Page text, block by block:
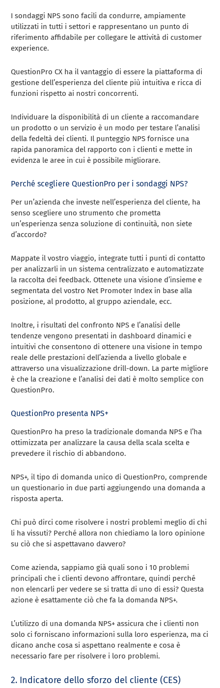
I sondaggi NPS sono facili da condurre, ampiamente
utilizzati in tutti i settori e rappresentano un punto di
riferimento affidabile per collegare le attività di customer
experience.
QuestionPro CX ha il vantaggio di essere la piattaforma di
gestione dell’esperienza del cliente più intuitiva e ricca di
funzioni rispetto ai nostri concorrenti.
Individuare la disponibilità di un cliente a raccomandare
un prodotto o un servizio è un modo per testare l’analisi
della fedeltà dei clienti. Il punteggio NPS fornisce una
rapida panoramica del rapporto con i clienti e mette in
evidenza le aree in cui è possibile migliorare.
Perché scegliere QuestionPro per i sondaggi NPS?
Per un’azienda che investe nell’esperienza del cliente, ha
senso scegliere uno strumento che prometta
un’esperienza senza soluzione di continuità, non siete
d’accordo?
Mappate il vostro viaggio, integrate tutti i punti di contatto
per analizzarli in un sistema centralizzato e automatizzate
la raccolta dei feedback. Ottenete una visione d’insieme e
segmentata del vostro Net Promoter Index in base alla
posizione, al prodotto, al gruppo aziendale, ecc.
Inoltre, i risultati del confronto NPS e l’analisi delle
tendenze vengono presentati in dashboard dinamici e
intuitivi che consentono di ottenere una visione in tempo
reale delle prestazioni dell’azienda a livello globale e
attraverso una visualizzazione drill-down. La parte migliore
è che la creazione e l’analisi dei dati è molto semplice con
QuestionPro.
QuestionPro presenta NPS+
QuestionPro ha preso la tradizionale domanda NPS e l’ha
ottimizzata per analizzare la causa della scala scelta e
prevedere il rischio di abbandono.
NPS+, il tipo di domanda unico di QuestionPro, comprende
un questionario in due parti aggiungendo una domanda a
risposta aperta.
Chi può dirci come risolvere i nostri problemi meglio di chi
li ha vissuti? Perché allora non chiediamo la loro opinione
su ciò che si aspettavano davvero?
Come azienda, sappiamo già quali sono i 10 problemi
principali che i clienti devono affrontare, quindi perché
non elencarli per vedere se si tratta di uno di essi? Questa
azione è esattamente ciò che fa la domanda NPS+.
L’utilizzo di una domanda NPS+ assicura che i clienti non
solo ci forniscano informazioni sulla loro esperienza, ma ci
dicano anche cosa si aspettano realmente e cosa è
necessario fare per risolvere i loro problemi.
2. Indicatore dello sforzo del cliente (CES)